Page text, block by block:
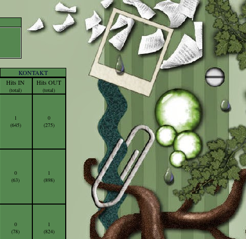
KONTAKT
Hits IN
(total)
Hits OUT
(total)
1
(645)
0
(275)
0
(63)
1
(898)
0
(78)
1
(824)